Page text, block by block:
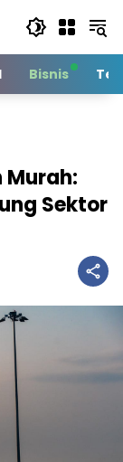
Bisnis
Murah:
Sektor